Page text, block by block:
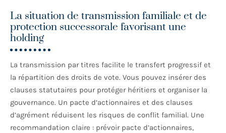
La situation de transmission familiale et de
protection successorale favorisant une
holding
La transmission par titres facilite le transfert progressif et
la répartition des droits de vote. Vous pouvez insérer des
clauses statutaires pour protéger héritiers et organiser la
gouvernance. Un pacte d’actionnaires et des clauses
d’agrément réduisent les risques de conflit familial. Une
recommandation claire : prévoir pacte d’actionnaires,